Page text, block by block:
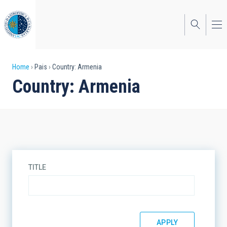
to
main
content
Breadcrumb
Home Pais Country: Armenia
Country: Armenia
TITLE